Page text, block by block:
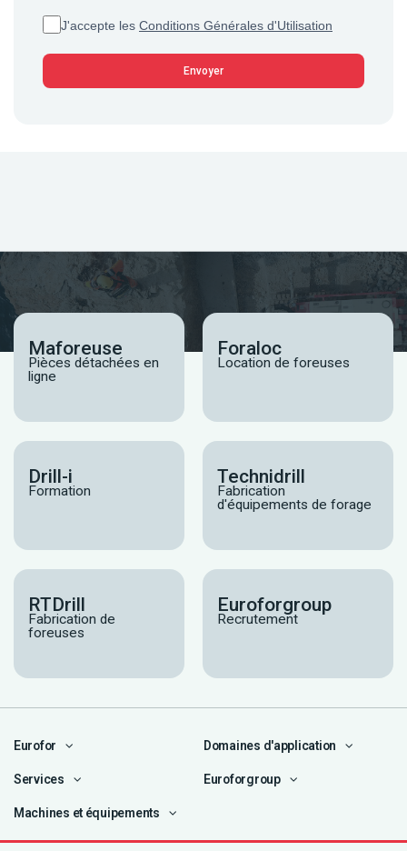
J'accepte les Conditions Générales d'Utilisation
Maforeuse
Pièces détachées en
ligne
Foraloc
Location de foreuses
Drill-i
Formation
Technidrill
Fabrication
d'équipements de forage
RTDrill
Fabrication de
foreuses
Euroforgroup
Recrutement
Eurofor Domaines d'application
Services Euroforgroup
Machines et équipements